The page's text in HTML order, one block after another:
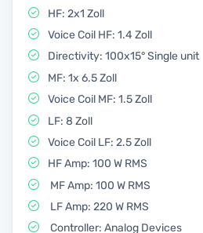
HF: 2x1 Zoll
Voice Coil HF: 1.4 Zoll
Directivity: 100x15° Single unit
MF: 1x 6.5 Zoll
Voice Coil MF: 1.5 Zoll
LF: 8 Zoll
Voice Coil LF: 2.5 Zoll
HF Amp: 100 W RMS
MF Amp: 100 W RMS
LF Amp: 220 W RMS
Controller: Analog Devices